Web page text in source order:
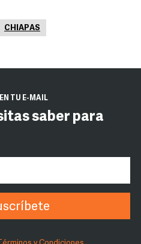
CHIAPAS
TU E-MAIL
saber para